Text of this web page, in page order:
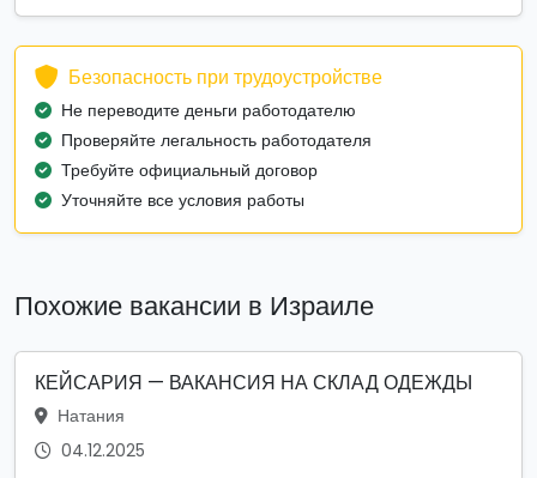
Безопасность при трудоустройстве
Не переводите деньги работодателю
Проверяйте легальность работодателя
Требуйте официальный договор
Уточняйте все условия работы
Похожие вакансии в Израиле
КЕЙСАРИЯ — ВАКАНСИЯ НА СКЛАД ОДЕЖДЫ
Натания
04.12.2025